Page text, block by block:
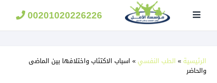
الامل
لعلاج
00201020226226
الرئيسية » الطب النفسي » اسباب الاكتئاب واختلافها بين الماضى
والحاضر